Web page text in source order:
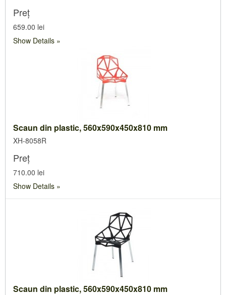
Preț
659.00 lei
Show Details
Scaun din plastic, 560x590x450x810 mm
XH-8058R
Preț
710.00 lei
Show Details
Scaun din plastic, 560x590x450x810 mm